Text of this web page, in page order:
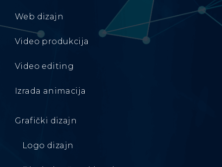
Web dizajn
Video produkcija
Video editing
Izrada animacija
Grafički dizajn
Logo dizajn